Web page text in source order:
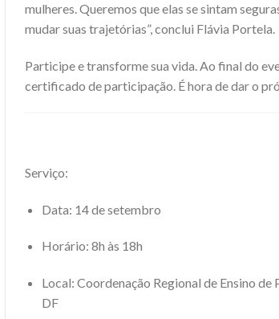
mulheres. Queremos que elas se sintam
mudar suas trajetórias”, conclui Flávia Portela.
Participe e transforme sua vida. Ao final do
certificado de participação. É hora de dar o
Serviço:
Data: 14 de setembro
Horário: 8h às 18h
Local: Coordenação Regional de Ensino de
DF